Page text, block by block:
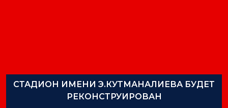
СТАДИОН ИМЕНИ Э.КУТМАНАЛИЕВА БУДЕТ
РЕКОНСТРУИРОВАН